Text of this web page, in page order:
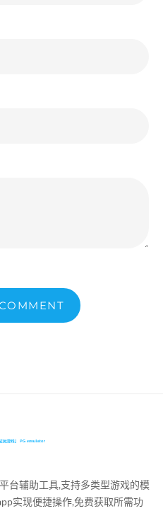
台辅助工具,支持多类型游戏的模
实现便捷操作,免费获取所需功